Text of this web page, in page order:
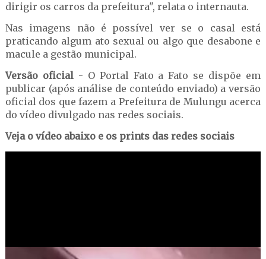
dirigir os carros da prefeitura", relata o internauta.
Nas imagens não é possível ver se o casal está
praticando algum ato sexual ou algo que desabone e
macule a gestão municipal.
Versão oficial - O Portal Fato a Fato se dispõe em
publicar (após análise de conteúdo enviado) a versão
oficial dos que fazem a Prefeitura de Mulungu acerca
do vídeo divulgado nas redes sociais.
Veja o vídeo abaixo e os prints das redes sociais